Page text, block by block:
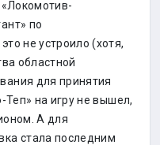
по
не устроило (хотя,
областной
для принятия
Теп» на игру не вышел,
А для
стала последним